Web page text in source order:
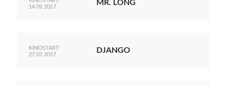
14.09.2017
MR. LONG
KINOSTART:
27.07.2017
DJANGO